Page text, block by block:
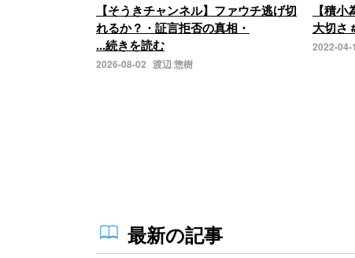
【そうきチャンネル】ファウチ逃げ切
れるか？・証言拒否の真相・
...続きを読む
2026-08-02 渡辺 惣樹
【積
大切さ
2022-04-
最新の記事